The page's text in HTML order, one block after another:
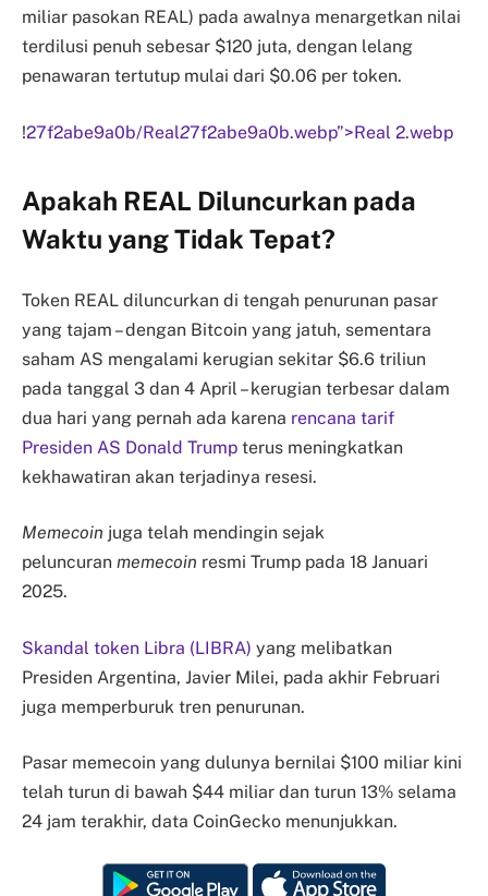
miliar pasokan REAL) pada awalnya menargetkan nilai
terdilusi penuh sebesar $120 juta, dengan lelang
penawaran tertutup mulai dari $0.06 per token.
!27f2abe9a0b/Real27f2abe9a0b.webp”>Real 2.webp
Apakah REAL Diluncurkan pada
Waktu yang Tidak Tepat?
Token REAL diluncurkan di tengah penurunan pasar
yang tajam – dengan Bitcoin yang jatuh, sementara
saham AS mengalami kerugian sekitar $6.6 triliun
pada tanggal 3 dan 4 April – kerugian terbesar dalam
dua hari yang pernah ada karena rencana tarif
Presiden AS Donald Trump terus meningkatkan
kekhawatiran akan terjadinya resesi.
Memecoin juga telah mendingin sejak
peluncuran memecoin resmi Trump pada 18 Januari
2025.
Skandal token Libra (LIBRA) yang melibatkan
Presiden Argentina, Javier Milei, pada akhir Februari
juga memperburuk tren penurunan.
Pasar memecoin yang dulunya bernilai $100 miliar kini
telah turun di bawah $44 miliar dan turun 13% selama
24 jam terakhir, data CoinGecko menunjukkan.